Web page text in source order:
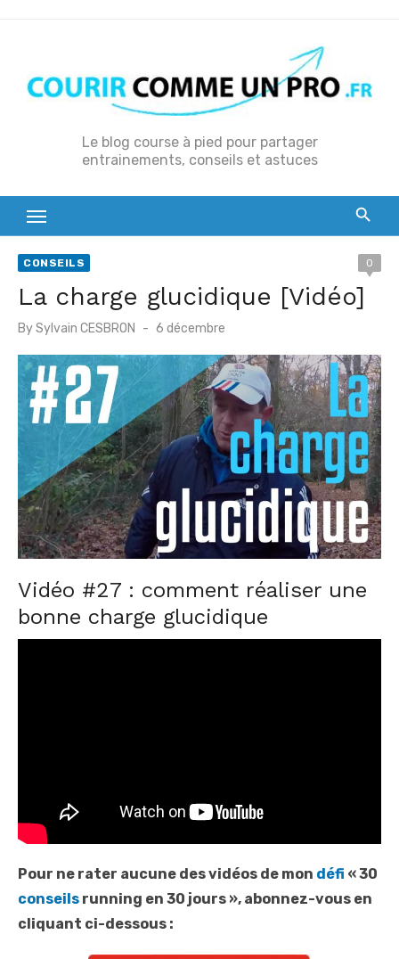
t
Le blog course à pied pour partager
entrainements, conseils et astuces
CONSEILS 0
La charge glucidique [Vidéo]
BySylvain CESBRON
P
s
t
d
o
n
6 décembre
Vidéo #27 : comment réaliser une
bonne charge glucidique
Pour ne rater aucune des vidéos de mon défi « 30
conseils running en 30 jours », abonnez-vous en
cliquant ci-dessous :